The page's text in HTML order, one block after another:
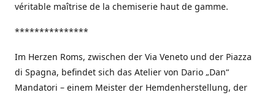
véritable maîtrise de la chemiserie haut de gamme.
***************
Im Herzen Roms, zwischen der Via Veneto und der Piazza
di Spagna, befindet sich das Atelier von Dario „Dan“
Mandatori – einem Meister der Hemdenherstellung, der